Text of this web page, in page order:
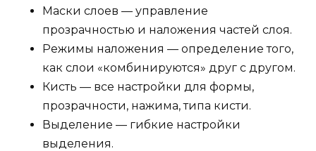
Маски слоев — управление
прозрачностью и наложения частей слоя.
Режимы наложения — определение того,
как слои «комбинируются» друг с другом.
Кисть — все настройки для формы,
прозрачности, нажима, типа кисти.
Выделение — гибкие настройки
выделения.